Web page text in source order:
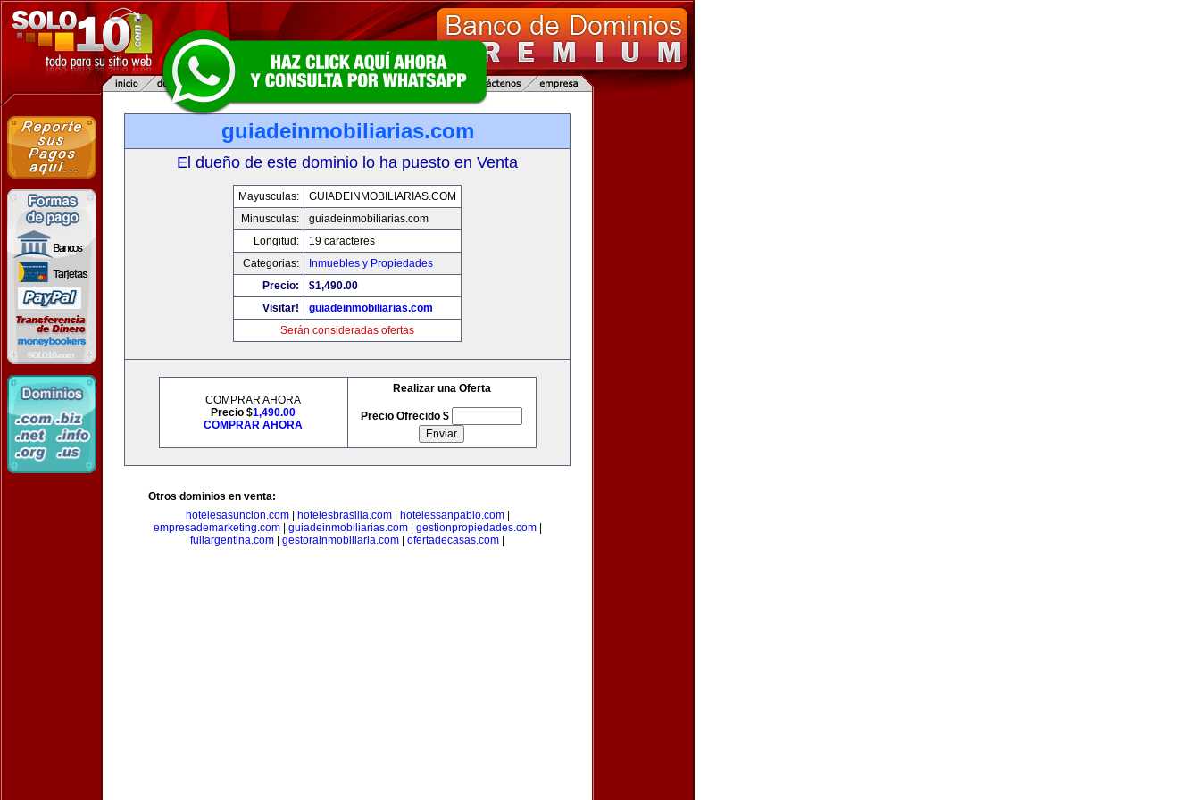
guiadeinmobiliarias.com
El dueño de este dominio lo ha puesto en Venta
Mayusculas:
GUIADEINMOBILIARIAS.COM
Minusculas:
guiadeinmobiliarias.com
Longitud:
19 caracteres
Categorias:
Inmuebles y Propiedades
Precio:
$1,490.00
Visitar!
guiadeinmobiliarias.com
Serán consideradas ofertas
COMPRAR AHORA
Precio $1,490.00
COMPRAR AHORA
Realizar una Oferta
Precio Ofrecido $
Otros dominios en venta:
hotelesasuncion.com| hotelesbrasilia.com| hotelessanpablo.com|
empresademarketing.com| guiadeinmobiliarias.com| gestionpropiedades.com|
fullargentina.com
gestorainmobiliaria.com ofertadecasas.com